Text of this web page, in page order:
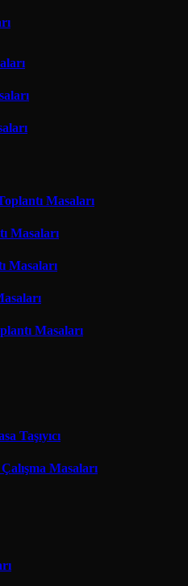
Masaları
Masaları
Masaları
Masaları
Taşıyıcı
Masaları